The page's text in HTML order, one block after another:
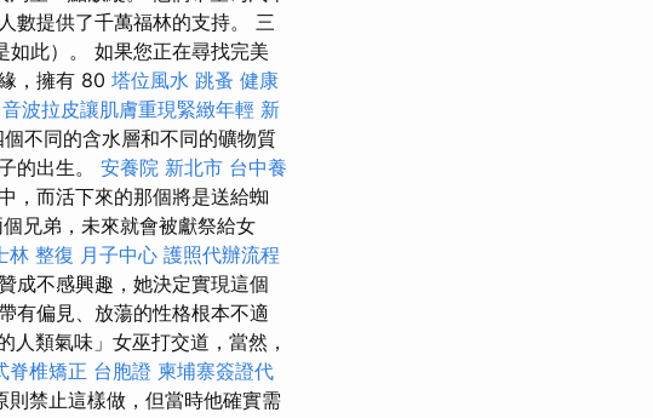
數提供了千萬福林的支持。 三
如此）。 如果您正在尋找完美
，擁有 80 塔位風水 跳蚤 健康
音波拉皮讓肌膚重現緊緻年輕 新
不同的含水層和不同的礦物質
的出生。 安養院 新北市 台中養
，而活下來的那個將是送給蜘
兄弟，未來就會被獻祭給女
林 整復 月子中心 護照代辦流程
成不感興趣，她決定實現這個
有偏見、放蕩的性格根本不適
人類氣味」女巫打交道，當然，
脊椎矯正 台胞證 柬埔寨簽證代
禁止這樣做，但當時他確實需